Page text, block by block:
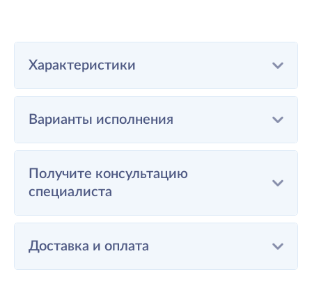
Характеристики
Варианты исполнения
Получите консультацию
специалиста
Доставка и оплата